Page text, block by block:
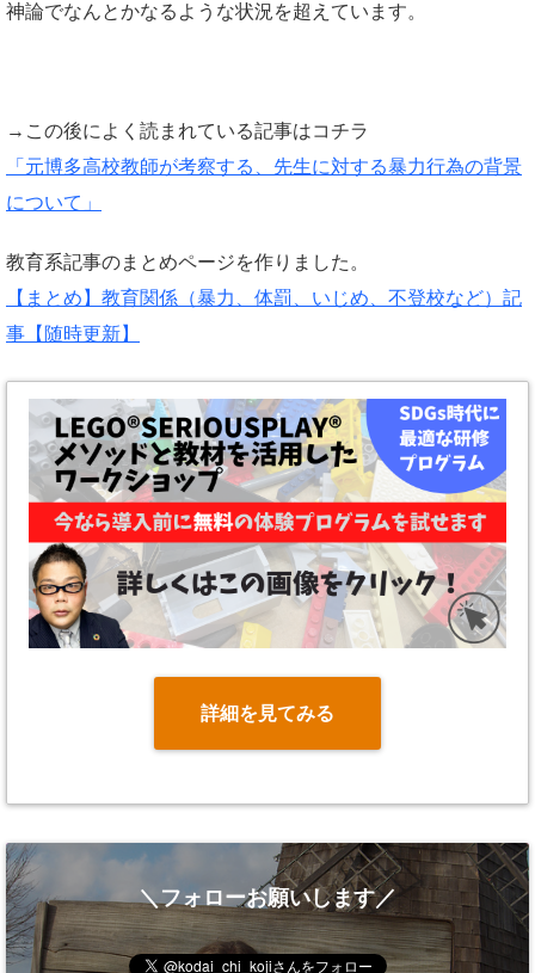
神論でなんとかなるような状況を超えています。
→この後によく読まれている記事はコチラ
「元博多高校教師が考察する、先生に対する暴力行為の背景
について」
教育系記事のまとめページを作りました。
【まとめ】教育関係（暴力、体罰、いじめ、不登校など）記
事【随時更新】
詳細を見てみる
＼フォローお願いします／